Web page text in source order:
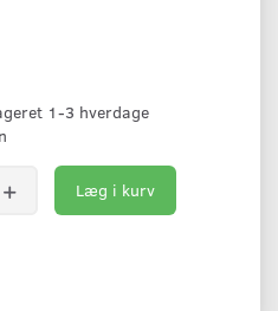
1-3 hverdage
Læg i kurv